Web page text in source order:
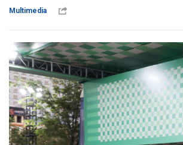
Multimedia